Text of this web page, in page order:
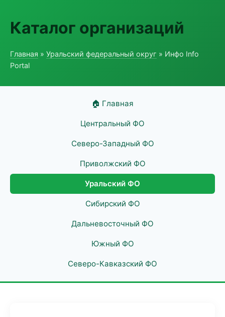
Каталог организаций
Главная » Уральский федеральный округ » Инфо Info
Portal
🏠 Главная
Центральный ФО
Северо-Западный ФО
Приволжский ФО
Уральский ФО
Сибирский ФО
Дальневосточный ФО
Южный ФО
Северо-Кавказский ФО